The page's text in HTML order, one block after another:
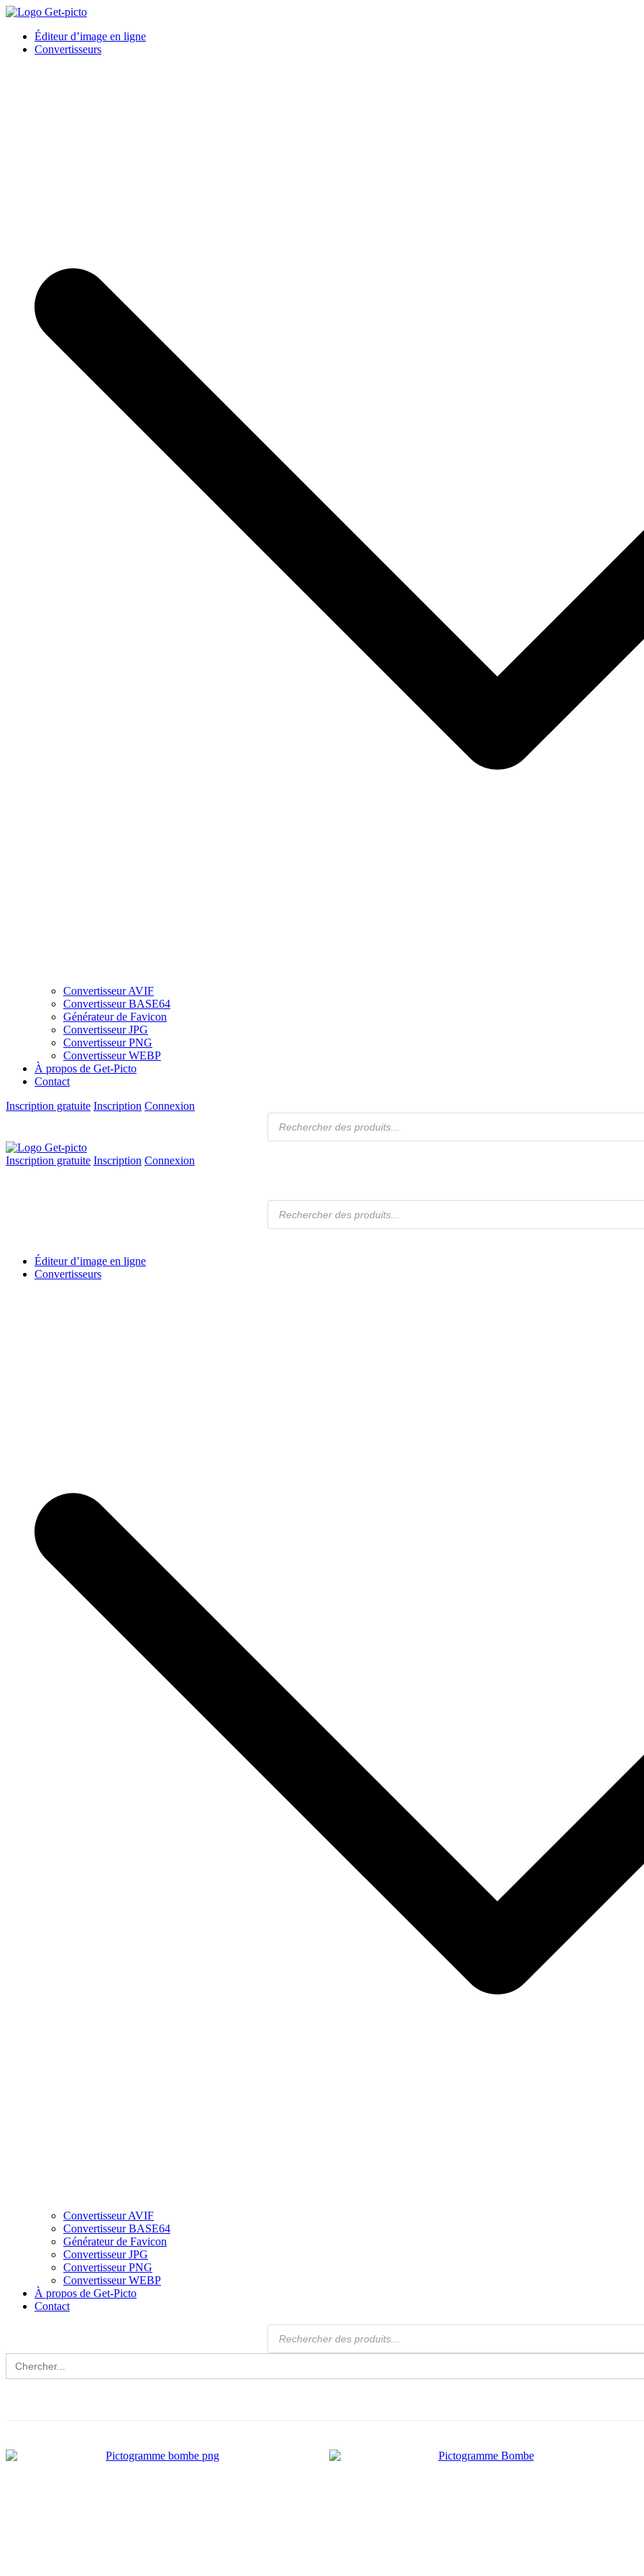
Skip
content
Get-picto
Picto gratuit pour tous vos projets créatifs
Éditeur d’image en ligne
Convertisseurs
Convertisseur AVIF
Convertisseur BASE64
Générateur de Favicon
Convertisseur JPG
Convertisseur PNG
Convertisseur WEBP
À propos de Get-Picto
Contact
Inscription gratuite Inscription Connexion
Recherche
produits
Inscription gratuite Inscription Connexion
Recherche
produits
Éditeur d’image en ligne
Convertisseurs
Convertisseur AVIF
Convertisseur BASE64
Générateur de Favicon
Convertisseur JPG
Convertisseur PNG
Convertisseur WEBP
À propos de Get-Picto
Contact
Recherche
produits
Search
for: